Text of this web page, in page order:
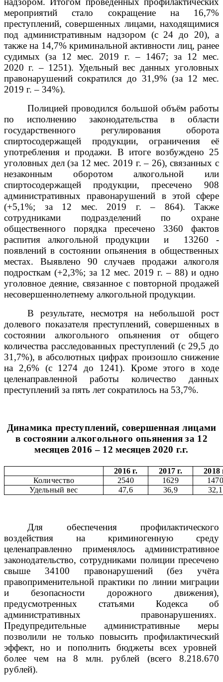
мероприятий стало сокращение на 16,7%
преступлений, совершенных лицами, находящимися
под административным надзором (с 24 до 20), а
также на 14,7% криминальной активности лиц, ранее
судимых (за 12 мес. 2019 г. – 1467; за 12 мес.
2020 г. – 1251). Удельный вес данных уголовных
правонарушений сократился до 31,9% (за 12 мес.
2019 г. – 34%).
Полицией проводился большой объём работы
по исполнению законодательства в области
государственного регулирования оборота
спиртосодержащей продукции, ограничения её
употребления и продажи. В итоге возбуждено 25
уголовных дел (за 12 мес. 2019 г. – 26), связанных с
незаконным оборотом алкогольной или
спиртосодержащей продукции, пресечено 908
административных правонарушений в этой сфере
(+5,1%; за 12 мес. 2019 г. – 864). Также
сотрудниками подразделений по охране
общественного порядка пресечено 3360 фактов
распития алкогольной продукции
и
13260 -
появлений в состоянии опьянения в общественных
местах. Выявлено 90 случаев продажи алкоголя
подросткам (+2,3%; за 12 мес. 2019 г. – 88) и одно
уголовное деяние, связанное с повторной продажей
несовершеннолетнему алкогольной продукции.
В результате, несмотря на небольшой рост
долевого показателя преступлений, совершенных в
состоянии алкогольного опьянения от общего
количества расследованных преступлений (с 29,5 до
31,7%), в абсолютных цифрах произошло снижение
на 2,6% (с 1274 до 1241). Кроме этого в ходе
целенаправленной работы количество данных
преступлений за пять лет сократилось на 53,7%.
Динамика преступлений, совершенная лицами
в состоянии алкогольного опьянения за 12
месяцев 2016 – 12 месяцев 2020 г.г.
2016 г. 2017 г.
2018
Количество
2540 1629
Удельный вес
47,6 36,9 32,1
Для обеспечения профилактического
воздействия на криминогенную среду
целенаправленно применялось административное
законодательство, сотрудниками полиции пресечено
свыше 34100 правонарушений (без учёта
правоприменительной практики по линии миграции
и безопасности дорожного движения),
предусмотренных статьями Кодекса об
административных правонарушениях.
Предупредительные административные меры
позволили не только повысить профилактический
эффект, но и пополнить бюджеты всех уровней
более чем на 8 млн. рублей (всего 8.218.670
рублей).